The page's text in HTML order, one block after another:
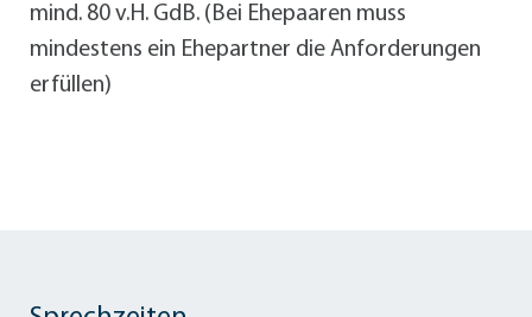
mind. 80 v.H. GdB. (Bei Ehepaaren muss
mindestens ein Ehepartner die Anforderungen
erfüllen)